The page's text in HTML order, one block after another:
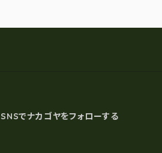
SNSでナカゴヤをフォローする